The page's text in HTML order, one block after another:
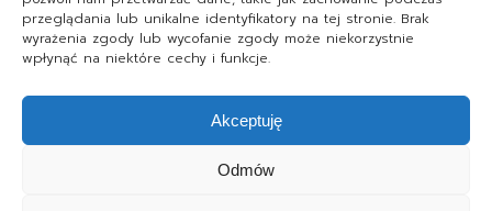
przeglądania lub unikalne identyfikatory na tej stronie. Brak
wyrażenia zgody lub wycofanie zgody może niekorzystnie
wpłynąć na niektóre cechy i funkcje.
Akceptuję
Odmów